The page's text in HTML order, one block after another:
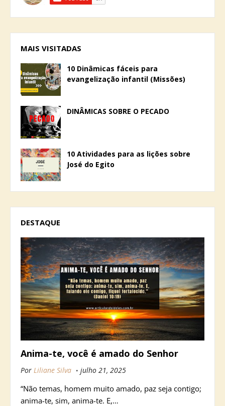
MAIS VISITADAS
10 Dinâmicas fáceis para
evangelização infantil (Missões)
DINÂMICAS SOBRE O PECADO
10 Atividades para as lições sobre
José do Egito
DESTAQUE
Anima-te, você é amado do Senhor
Por Liliane Silva julho 21, 2025
“Não temas, homem muito amado, paz seja contigo;
anima-te, sim, anima-te. E,…